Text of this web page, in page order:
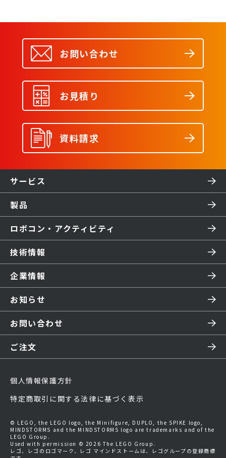
お問い合わせ
お見積り
資料請求
サービス
製品
ロボコン・アクティビティ
技術情報
企業情報
お知らせ
お問い合わせ
ご注文
個人情報保護方針
特定商取引に関する法律に基づく表示
© LEGO, the LEGO logo, the Minifigure, DUPLO, the SPIKE logo,
MINDSTORMS and the MINDSTORMS logo are trademarks and of the
LEGO Group.
Used with permission © 2026 The LEGO Group.
レゴ、レゴのロゴマーク、レゴ マインドストームは、レゴグループの登録商標